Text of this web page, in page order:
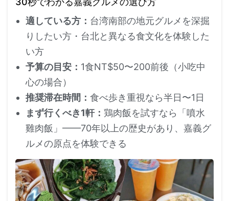
適している方： 台湾南部の地元グルメを深掘
りしたい方・台北と異なる食文化を体験した
い方
予算の目安： 1食NT$50〜200前後（小吃中
心の場合）
推奨滞在時間： 食べ歩き重視なら半日〜1日
まず行くべき1軒： 鶏肉飯を試すなら「噴水
雞肉飯」——70年以上の歴史があり、嘉義グ
ルメの原点を体験できる